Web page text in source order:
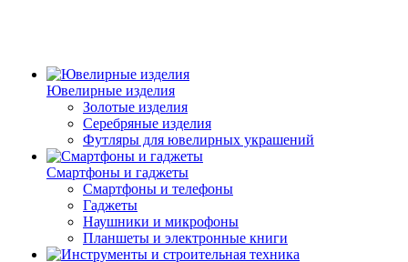
Ювелирные изделия
Золотые изделия
Серебряные изделия
Футляры для ювелирных украшений
Смартфоны и гаджеты
Смартфоны и телефоны
Гаджеты
Наушники и микрофоны
Планшеты и электронные книги